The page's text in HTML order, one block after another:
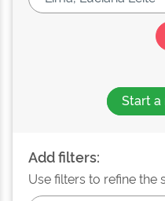
Start a
Add filters:
Use filters to refine the